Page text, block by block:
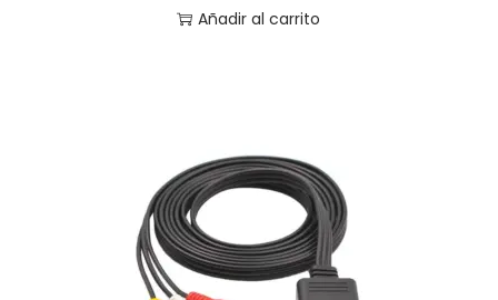
Añadir al carrito